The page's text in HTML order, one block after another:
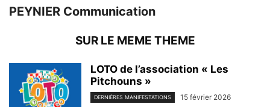
PEYNIER Communication
SUR LE MEME THEME
LOTO de l’association « Les
Pitchouns »
DERNIÈRES MANIFESTATIONS 15 février 2026